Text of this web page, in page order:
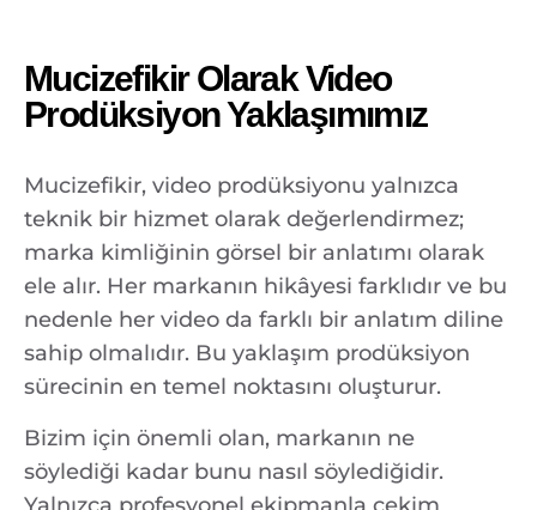
Mucizefikir Olarak Video
Prodüksiyon Yaklaşımımız
Mucizefikir, video prodüksiyonu yalnızca
teknik bir hizmet olarak değerlendirmez;
marka kimliğinin görsel bir anlatımı olarak
ele alır. Her markanın hikâyesi farklıdır ve bu
nedenle her video da farklı bir anlatım diline
sahip olmalıdır. Bu yaklaşım prodüksiyon
sürecinin en temel noktasını oluşturur.
Bizim için önemli olan, markanın ne
söylediği kadar bunu nasıl söylediğidir.